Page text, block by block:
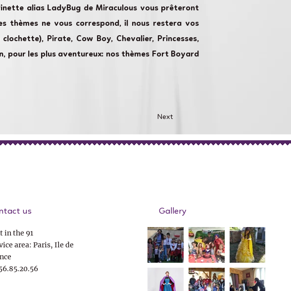
alias LadyBug de Miraculous vous prêteront
thèmes ne vous correspond, il nous restera vos
Pirate, Cow Boy, Chevalier, Princesses,
pour les plus aventureux: nos thèmes Fort Boyard
Next
us
in the 91
area: Paris, Ile de
Gallery